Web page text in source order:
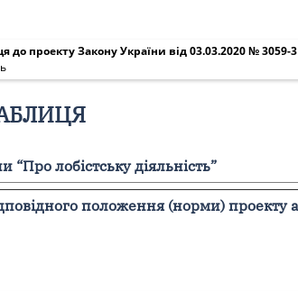
до проекту Закону України від 03.03.2020 № 3059-3